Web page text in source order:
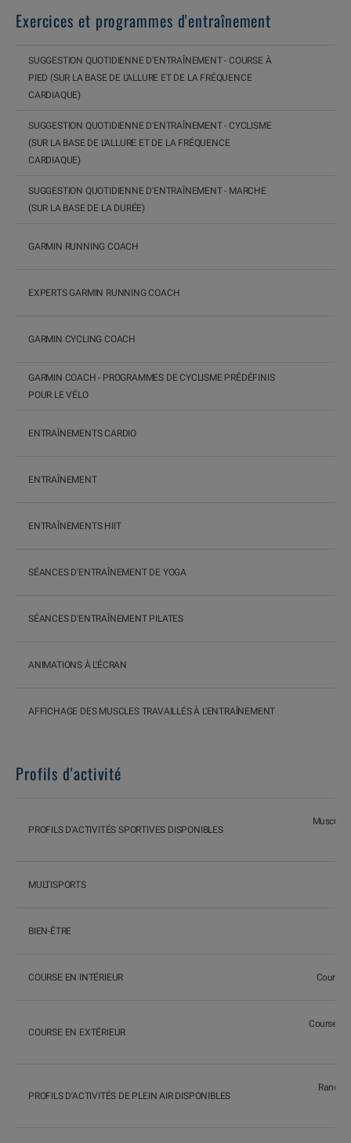
Exercices et programmes d'entraînement
SUGGESTION QUOTIDIENNE D'ENTRAÎNEMENT - COURSE À
PIED (SUR LA BASE DE L'ALLURE ET DE LA FRÉQUENCE
CARDIAQUE)
SUGGESTION QUOTIDIENNE D'ENTRAÎNEMENT - CYCLISME
(SUR LA BASE DE L'ALLURE ET DE LA FRÉQUENCE
CARDIAQUE)
SUGGESTION QUOTIDIENNE D'ENTRAÎNEMENT - MARCHE
(SUR LA BASE DE LA DURÉE)
GARMIN RUNNING COACH
EXPERTS GARMIN RUNNING COACH
GARMIN CYCLING COACH
GARMIN COACH - PROGRAMMES DE CYCLISME PRÉDÉFINIS
POUR LE VÉLO
ENTRAÎNEMENTS CARDIO
ENTRAÎNEMENT
ENTRAÎNEMENTS HIIT
SÉANCES D'ENTRAÎNEMENT DE YOGA
SÉANCES D'ENTRAÎNEMENT PILATES
ANIMATIONS À L'ÉCRAN
AFFICHAGE DES MUSCLES TRAVAILLÉS À L'ENTRAÎNEMENT
Profils d'activité
PROFILS D'ACTIVITÉS SPORTIVES DISPONIBLES
MULTISPORTS
BIEN-ÊTRE
COURSE EN INTÉRIEUR Course
COURSE EN EXTÉRIEUR
Course à
PROFILS D'ACTIVITÉS DE PLEIN AIR DISPONIBLES